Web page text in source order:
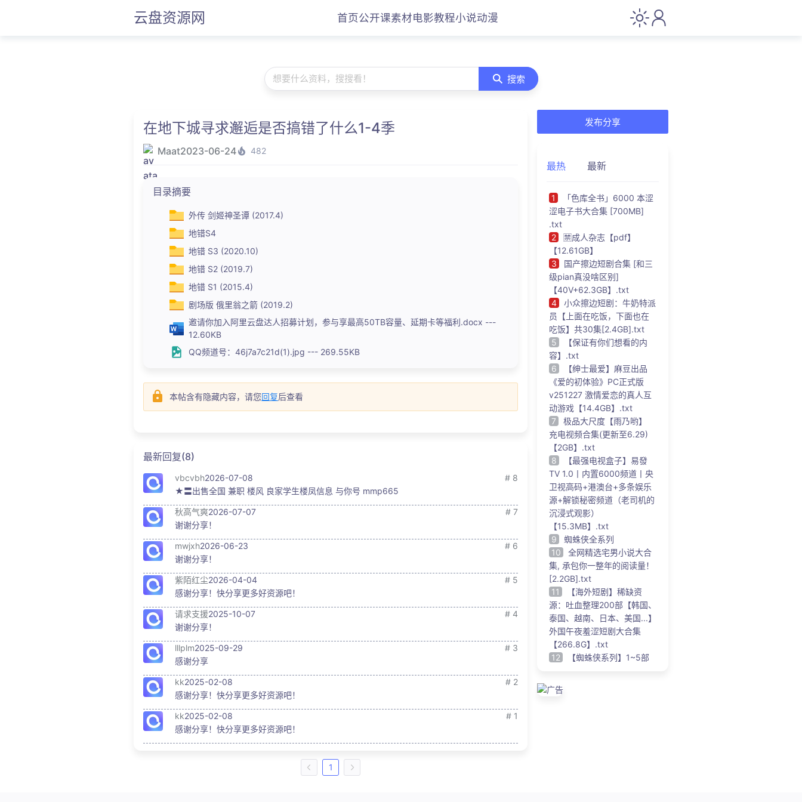
云盘资源网 首页公开课素材电影教程小说动漫
想要什么资料，搜搜看！ 搜索
在地下城寻求邂逅是否搞错了什么1-4季
Maat2023-06-24 482
目录摘要
外传 剑姬神圣谭 (2017.4)
地错S4
地错 S3 (2020.10)
地错 S2 (2019.7)
地错 S1 (2015.4)
剧场版 俄里翁之箭 (2019.2)
邀请你加入阿里云盘达人招募计划，参与享最高50TB容量、延期卡等福利.docx ---
12.60KB
QQ频道号：46j7a7c21d(1).jpg --- 269.55KB
本帖含有隐藏内容，请您回复后查看
最新回复(8)
vbcvbh2026-07-08
# 8
★〓出售全国 兼职 楼风 良家学生楼凤信息 与你号 mmp665
秋高气爽2026-07-07
# 7
谢谢分享！
mwjxh2026-06-23
# 6
谢谢分享！
紫陌红尘2026-04-04
# 5
感谢分享！快分享更多好资源吧！
请求支援2025-10-07
# 4
谢谢分享！
lllplm2025-09-29
# 3
感谢分享
kk2025-02-08
# 2
感谢分享！快分享更多好资源吧！
kk2025-02-08
# 1
感谢分享！快分享更多好资源吧！
1
发布分享
最热 最新
1
「色库全书」6000 本涩
涩电子书大合集 [700MB]
.txt
2
🈲成人杂志【pdf】
【12.61GB】
3
国产擦边短剧合集 [和三
级pian真没啥区别]
【40V+62.3GB】.txt
4
小众擦边短剧：牛奶特派
员【上面在吃饭，下面也在
吃饭】共30集[2.4GB].txt
5
【保证有你们想看的内
容】.txt
6
【绅士最爱】麻豆出品
《爱的初体验》PC正式版
v251227 激情爱恋的真人互
动游戏【14.4GB】.txt
7
极品大尺度【雨乃哟】
充电视频合集(更新至6.29)
【2GB】.txt
8
【最强电视盒子】易發
TV 1.0丨内置6000频道丨央
卫视高码+港澳台+多条娱乐
源+解锁秘密频道（老司机的
沉浸式观影）
【15.3MB】.txt
9
蜘蛛侠全系列
10
全网精选宅男小说大合
集, 承包你一整年的阅读量！
[2.2GB].txt
11
【海外短剧】稀缺资
源：吐血整理200部【韩国、
泰国、越南、日本、美国...】
外国午夜羞涩短剧大合集
【266.8G】.txt
12
【蜘蛛侠系列】1~5部